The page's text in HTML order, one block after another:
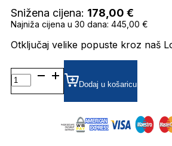
Snižena cijena: 178,00 €
Najniža cijena u 30 dana: 445,00 €
Otključaj velike popuste kroz naš
MM0027
GRADIJENT SUNČANE
NAOČALE
Dodaj u košaricu